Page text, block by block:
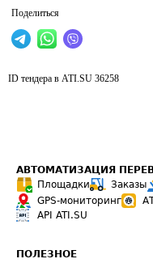
Поделиться
ID тендера в ATI.SU 36258
АВТОМАТИЗАЦИЯ
Площадки
Заказы
GPS-мониторинг
API ATI.SU
ПОЛЕЗНОЕ